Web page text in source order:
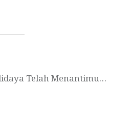
Telah Menantimu…